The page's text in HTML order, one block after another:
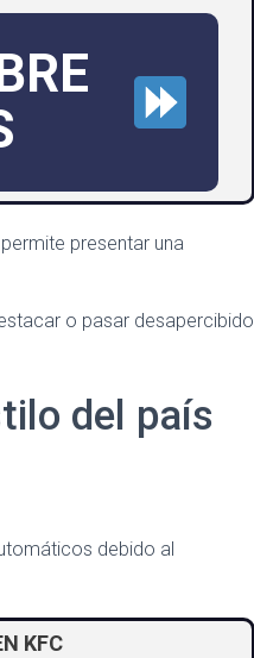
presentar una
o pasar desapercibido
del país
debido al
KFC